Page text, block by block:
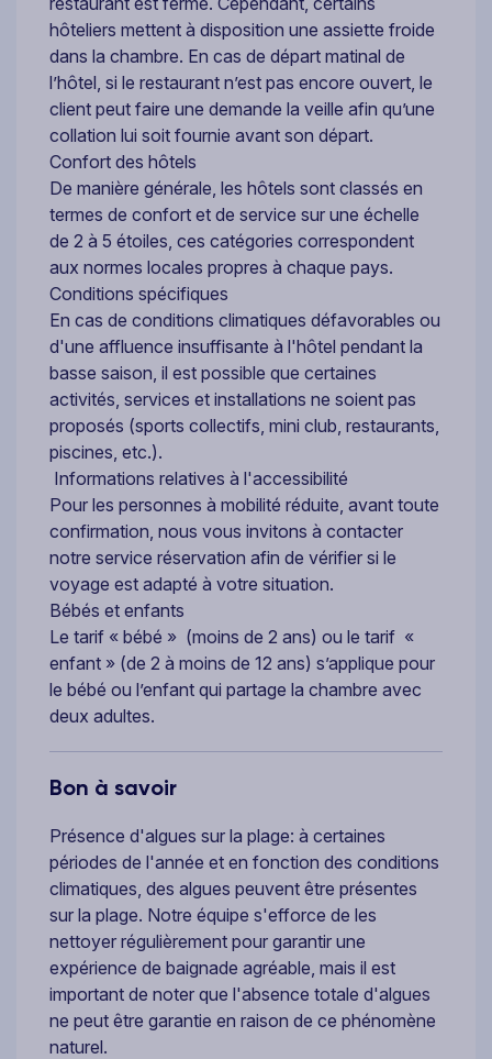
hôteliers mettent à disposition une assiette froide
dans la chambre. En cas de départ matinal de
l’hôtel, si le restaurant n’est pas encore ouvert, le
client peut faire une demande la veille afin qu’une
collation lui soit fournie avant son départ.
Confort des hôtels
De manière générale, les hôtels sont classés en
termes de confort et de service sur une échelle
de 2 à 5 étoiles, ces catégories correspondent
aux normes locales propres à chaque pays.
Conditions spécifiques
En cas de conditions climatiques défavorables ou
d'une affluence insuffisante à l'hôtel pendant la
basse saison, il est possible que certaines
activités, services et installations ne soient pas
proposés (sports collectifs, mini club, restaurants,
piscines, etc.).
Informations relatives à l'accessibilité
Pour les personnes à mobilité réduite, avant toute
confirmation, nous vous invitons à contacter
notre service réservation afin de vérifier si le
voyage est adapté à votre situation.
Bébés et enfants
Le tarif « bébé » (moins de 2 ans) ou le tarif «
enfant » (de 2 à moins de 12 ans) s’applique pour
le bébé ou l’enfant qui partage la chambre avec
deux adultes.
Bon à savoir
Présence d'algues sur la plage: à certaines
périodes de l'année et en fonction des conditions
climatiques, des algues peuvent être présentes
sur la plage. Notre équipe s'efforce de les
nettoyer régulièrement pour garantir une
expérience de baignade agréable, mais il est
important de noter que l'absence totale d'algues
ne peut être garantie en raison de ce phénomène
naturel.